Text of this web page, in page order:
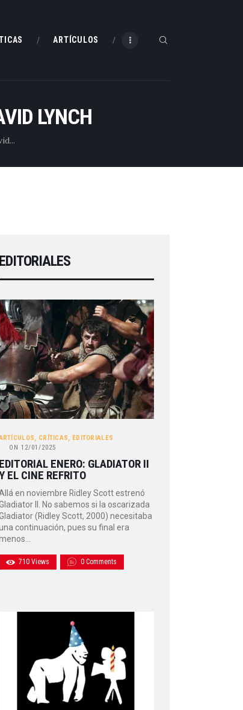
ARTÍCULOS
LYNCH
EDITORIALES
CRÍTICAS
EDITORIALES
ON 12/01/2025
EDITORIAL ENERO: GLADIATOR II
EL CINE REFRITO
en noviembre Ridley Scott estrenó
II. No sabemos si la oscarizada
(Ridley Scott, 2000) necesitaba
continuación, pues su final era
710 Views 0 Comments